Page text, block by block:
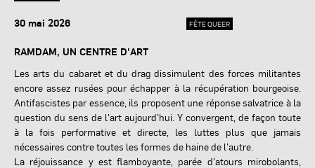
30 mai 2026 FÊTE QUEER
RAMDAM, UN CENTRE D'ART
Les arts du cabaret et du drag dissimulent des forces militantes
encore assez rusées pour échapper à la récupération bourgeoise.
Antifascistes par essence, ils proposent une réponse salvatrice à la
question du sens de l’art aujourd’hui. Y convergent, de façon toute
à la fois performative et directe, les luttes plus que jamais
nécessaires contre toutes les formes de haine de l’autre.
La réjouissance y est flamboyante, parée d’atours mirobolants,